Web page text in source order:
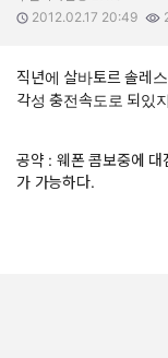
2012.02.17 20:49
직년에 살바토르 솔레
각성 충전속도로 되있
공약 : 웨폰 콤보중에
가 가능하다.